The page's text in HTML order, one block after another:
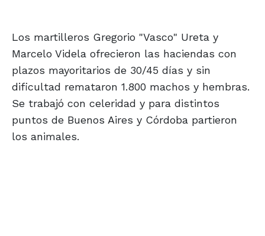
Los martilleros Gregorio "Vasco" Ureta y
Marcelo Videla ofrecieron las haciendas con
plazos mayoritarios de 30/45 días y sin
dificultad remataron 1.800 machos y hembras.
Se trabajó con celeridad y para distintos
puntos de Buenos Aires y Córdoba partieron
los animales.